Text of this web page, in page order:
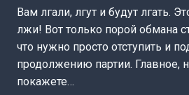
Вам лгали, лгут и будут лгать.
лжи! Вот только порой обмана
что нужно просто отступить и
продолжению партии. Главное,
покажете…